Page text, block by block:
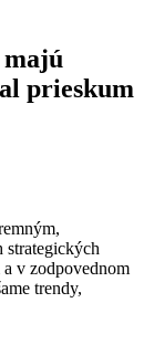
prieskum
strategických
v zodpovednom
trendy,